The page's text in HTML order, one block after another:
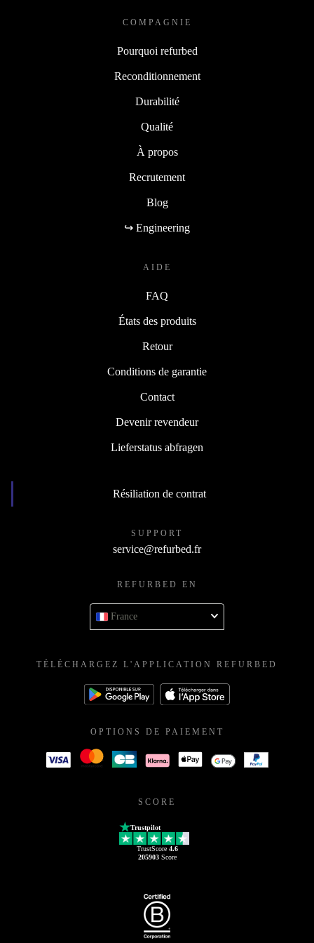
COMPAGNIE
Pourquoi refurbed
Reconditionnement
Durabilité
Qualité
À propos
Recrutement
Blog
↪ Engineering
AIDE
FAQ
États des produits
Retour
Conditions de garantie
Contact
Devenir revendeur
Lieferstatus abfragen
Résiliation de contrat
SUPPORT
service@refurbed.fr
REFURBED EN
France
TÉLÉCHARGEZ L'APPLICATION REFURBED
OPTIONS DE PAIEMENT
SCORE
Trustpilot
TrustScore 4.6
205903Score